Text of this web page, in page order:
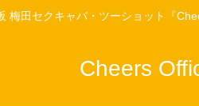
梅田セクキャバ・ツーショット『
Cheers